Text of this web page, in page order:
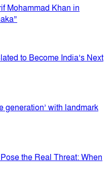
Mohammad Khan in
to Become India’s Next
generation’ with landmark
the Real Threat: When